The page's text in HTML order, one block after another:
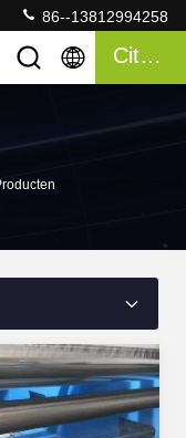
86--13812994258
Citaat